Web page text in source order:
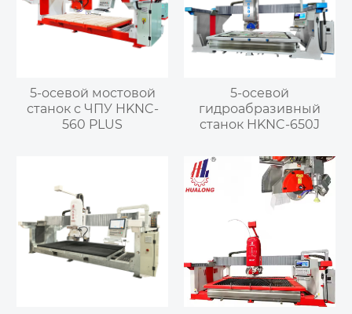
5-осевой мостовой
станок с ЧПУ HKNC-
560 PLUS
5-осевой
гидроабразивный
станок HKNC-650J